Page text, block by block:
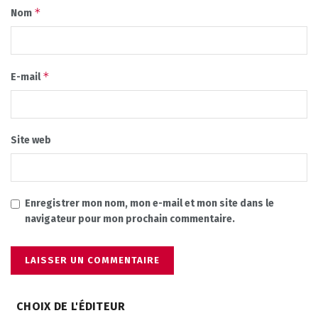
Nom *
E-mail*
Site web
Enregistrer mon nom, mon e-mail et mon site dans le
navigateur pour mon prochain commentaire.
CHOIX DE L'ÉDITEUR